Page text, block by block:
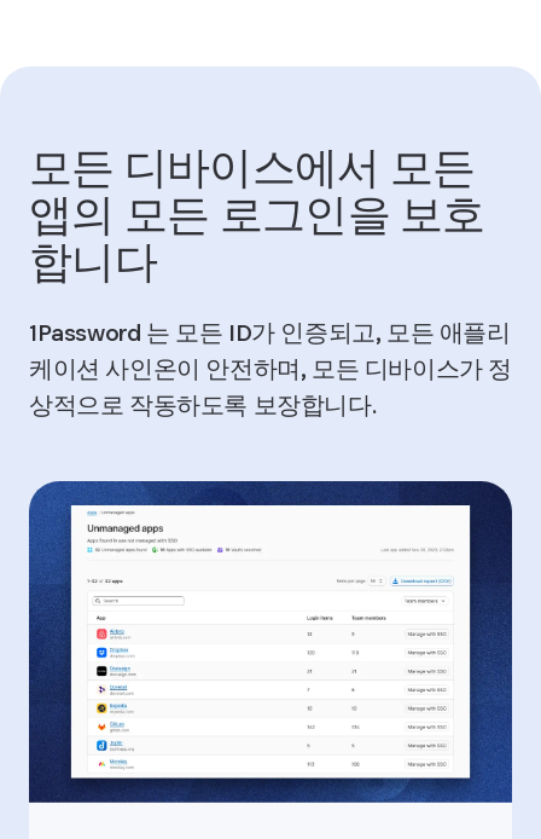
모든 디바이스에서 모든
앱의 모든 로그인을 보호
합니다
1Password 는 모든 ID가 인증되고, 모든 애플리
케이션 사인온이 안전하며, 모든 디바이스가 정
상적으로 작동하도록 보장합니다.